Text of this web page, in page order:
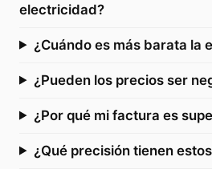
electricidad?
¿Cuándo es más barata la
¿Pueden los precios ser
¿Por qué mi factura es
¿Qué precisión tienen